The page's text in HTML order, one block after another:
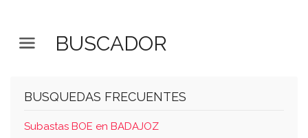
BUSCADOR
BUSQUEDAS FRECUENTES
Subastas BOE en BADAJOZ